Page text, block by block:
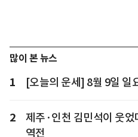
많이 본 뉴스
1 [오늘의 운세] 8월 9일 일
2
제주·인천 김민석이 웃었
역전